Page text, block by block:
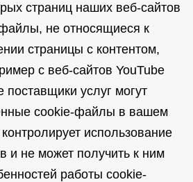
страниц наших веб-сайтов
не относящиеся к
страницы с контентом,
с веб-сайтов YouTube
услуг могут
cookie-файлы в вашем
использование
и не может получить к ним
работы cookie-